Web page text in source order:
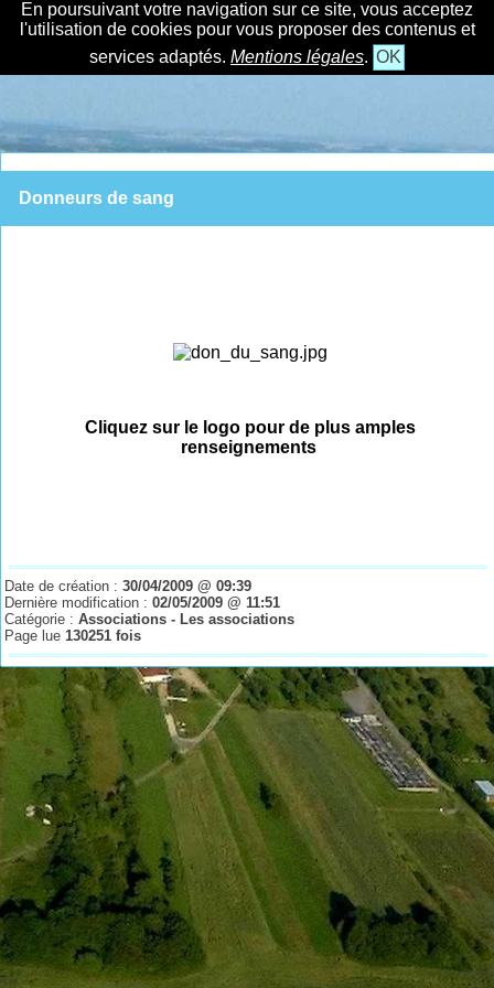
En poursuivant votre navigation sur ce site, vous acceptez
l'utilisation de cookies pour vous proposer des contenus et
services adaptés. Mentions légales. OK
Donneurs de sang
Cliquez sur le logo pour de plus amples
renseignements
Date de création :30/04/2009 @ 09:39
Dernière modification :02/05/2009 @ 11:51
Catégorie :Associations - Les associations
Page lue130251 fois